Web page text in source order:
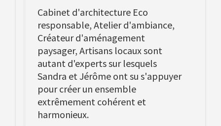
Cabinet d'architecture Eco
responsable, Atelier d'ambiance,
Créateur d'aménagement
paysager, Artisans locaux sont
autant d'experts sur lesquels
Sandra et Jérôme ont su s'appuyer
pour créer un ensemble
extrêmement cohérent et
harmonieux.